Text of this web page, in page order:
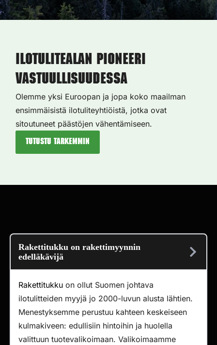
Ilotulitealan pioneeri
vastuullisuudessa
Olemme yksi Euroopan ja jopa koko maailman
ensimmäisistä ilotuliteyhtiöistä, jotka ovat
sitoutuneet päästöjen vähentämiseen.
Tutustu tarkemmin
Rakettitukku on rakettimyynnin
edelläkävijä
Rakettitukku on ollut Suomen johtava
ilotulitteiden myyjä jo 2000-luvun alusta lähtien.
Menestyksemme perustuu kahteen keskeiseen
kulmakiveen: edullisiin hintoihin ja huolella
valittuun tuotevalikoimaan. Valikoimaamme